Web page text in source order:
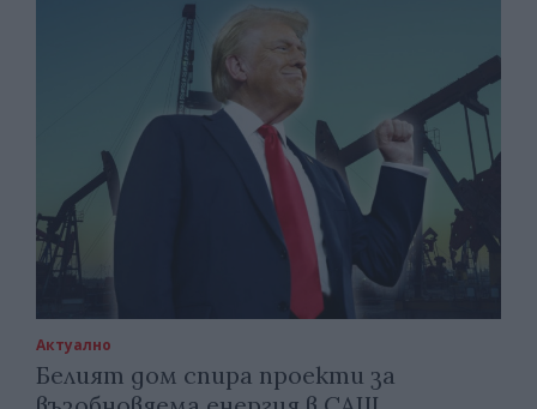
Актуално
Белият дом спира проекти за